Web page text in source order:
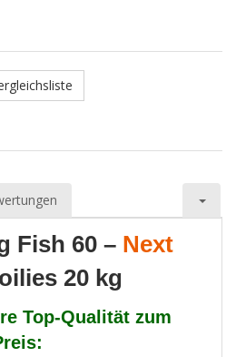
Fish 60 – Next
20 kg
Top-Qualität zum